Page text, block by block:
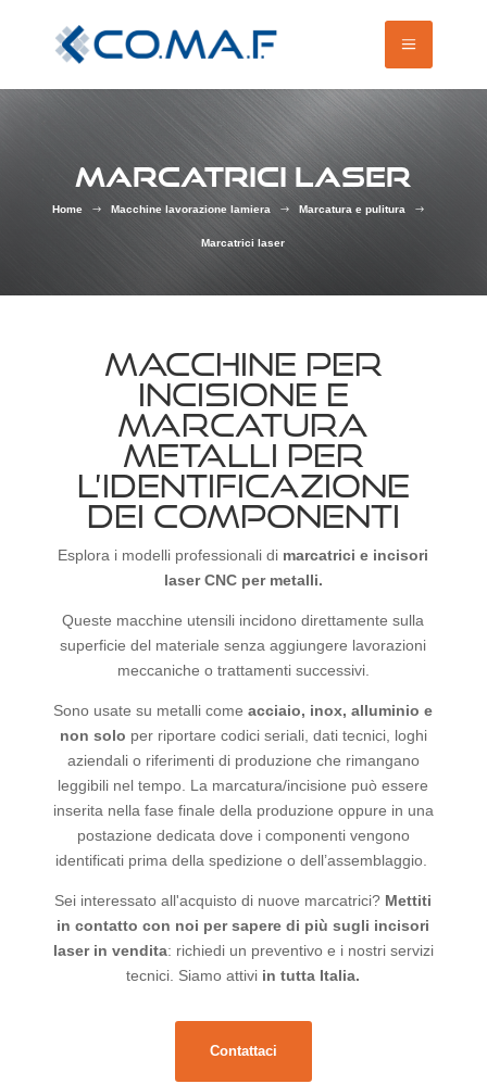
MARCATRICI LASER
Home $ Macchine lavorazione lamiera $ Marcatura e pulitura $
Marcatrici laser
MACCHINE PER
INCISIONE E
MARCATURA
METALLI PER
L’IDENTIFICAZIONE
DEI COMPONENTI
Esplora i modelli professionali di marcatrici e incisori
laser CNC per metalli.
Queste macchine utensili incidono direttamente sulla
superficie del materiale senza aggiungere lavorazioni
meccaniche o trattamenti successivi.
Sono usate su metalli comeacciaio, inox, alluminio e
non solo per riportare codici seriali, dati tecnici, loghi
aziendali o riferimenti di produzione che rimangano
leggibili nel tempo. La marcatura/incisione può essere
inserita nella fase finale della produzione oppure in una
postazione dedicata dove i componenti vengono
identificati prima della spedizione o dell’assemblaggio.
Sei interessato all'acquisto di nuove marcatrici? Mettiti
in contatto con noi per sapere di più sugli incisori
laser in vendita: richiedi un preventivo e i nostri servizi
tecnici. Siamo attivi in tutta Italia.
Contattaci